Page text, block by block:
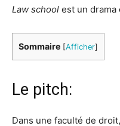
Law school est un drama
Sommaire [Afficher]
Le pitch:
Dans une faculté de